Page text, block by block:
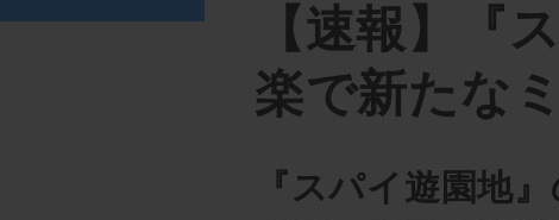
【速報】『
楽で新たな
『スパイ遊園地